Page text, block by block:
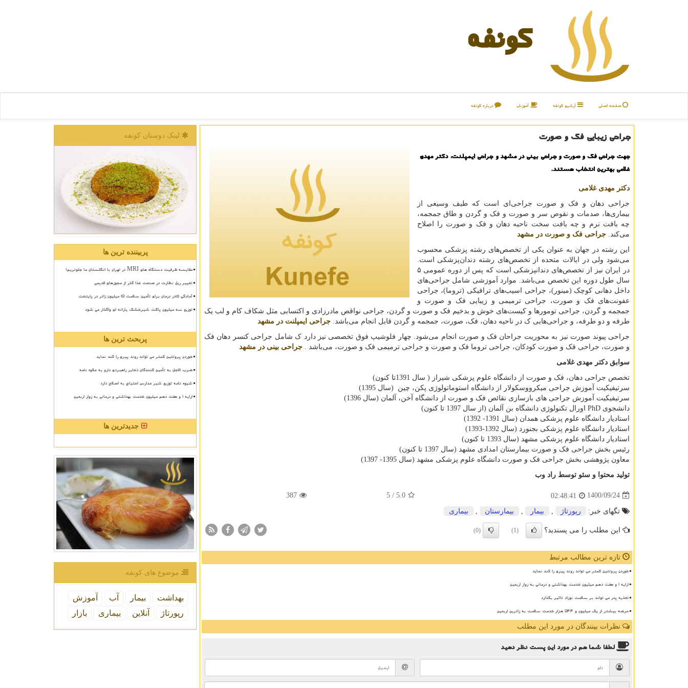
كونفه
صفحه اصلی آرشیو كونفه آموزش درباره كونفه
جراحی زیبایی فک و صورت
جهت جراحی فک و صورت و جراحی بینی در مشهد و جراحی ایمپلنت، دکتر مهدی
غلامی بهترین انتخاب هستند.
دکتر مهدی غلامی
جراحی دهان و فک و صورت جراحی‌ای است که طیف وسیعی از
بیماری‌ها، صدمات و نقوص سر و صورت و فک و گردن و طاق جمجمه،
چه بافت نرم و چه بافت سخت ناحیه دهان و فک و صورت را اصلاح
می‌کند. جراحی فک و صورت در مشهد
این رشته در جهان به عنوان یکی از تخصص‌های رشته پزشکی محسوب
می‌شود ولی در ایالات متحده از تخصص‌های رشته دندان‌پزشکی است.
در ایران نیز از تخصص‌های دندانپزشکی است که پس از دوره عمومی ۵
سال طول دوره این تخصص می‌باشد. موارد آموزشی شامل جراحی‌های
داخل دهانی کوچک (مینور)، جراحی اسیب‌های ترافیکی (تروما)، جراحی
عفونت‌های فک و صورت، جراحی ترمیمی و زیبایی فک و صورت و
جمجمه و گردن، جراحی تومورها و کیست‌های خوش و بدخیم فک و صورت و گردن، جراحی نواقص مادرزادی و اکتسابی مثل شکاف کام و لب یک
طرفه و دو طرفه، و جراحی‌هایی ک در ناحیه دهان، فک، صورت، جمجمه و گردن قابل انجام می‌باشد. جراحی ایمپلنت در مشهد
جراحی پیوند صورت نیز به محوریت جراحان فک و صورت انجام می‌شود. چهار فلوشیپ فوق تخصصی نیز دارد ک شامل جراحی کنسر دهان فک
و صورت، جراحی فک و صورت کودکان، جراحی تروما فک و صورت و جراحی ترمیمی فک و صورت، می‌باشد . جراحی بینی در مشهد
سوابق دکتر مهدی غلامی
تخصص جراحى دهان، فک و صورت از دانشگاه علوم پزشکی شیراز ( سال 1391تا کنون)
سرتیفیکیت آموزش جراحی میکرووسکولار از دانشگاه استوماتولوژی پکن، چین (سال 1395)
سرتیفیکیت آموزش جراحی های بازسازی نقائص فک و صورت از دانشگاه آخن، آلمان (سال 1396)
دانشجوی PhD اورال تکنولوژی دانشگاه بن آلمان (از سال 1397 تا کنون)
استادیار دانشگاه علوم پزشکی همدان (سال 1391- 1392)
استادیار دانشگاه علوم پزشکی بجنورد (سال 1392-1393)
استادیار دانشگاه علوم پزشکی مشهد (سال 1393 تا کنون)
رئیس بخش جراحی فک و صورت بیمارستان امدادی مشهد (سال 1397 تا کنون)
معاون پژوهشی بخش جراحی فک و صورت دانشگاه علوم پزشکی مشهد (سال 1395- 1397)
تولید محتوا و سئو توسط راد وب
1400/09/24
02:48:41
5.0
/ 5
387
تگهای خبر: رپورتاژ بیمار بیمارستان بیماری
این مطلب را می پسندید؟ (1)
(0)
تازه ترین مطالب مرتبط
خوردن پروتئین کمتر می تواند روند پیری را کند نماید
ارایه ۱ و هفت دهم میلیون خدمت بهداشتی و درمانی به زوار اربعین
تغذیه پدر می تواند بر سلامت نوزاد تاثیر بگذارد
عرضه بیشتر از یک میلیون و ۵۴۴ هزار خدمت سلامت به زائرین اربعین
نظرات بینندگان در مورد این مطلب
لطفا شما همدر مورد این پستنظر دهید
لینک دوستان كونفه
پربیننده ترین ها
مقایسه ظرفیت دستگاه های MRI در تهران با انگلستان ما جلوتریم!
تغییر ریل نظارت در صنعت غذا گذر از مجوزهای قدیمی
آمادگی کادر درمان برای تأمین سلامت 15 میلیون زائر در پایتخت
توزیع سه میلیون پاکت شیرخشک یارانه ای واگذار می شود
پربحث ترین ها
خوردن پروتئین کمتر می تواند روند پیری را کند نماید
ضرب الاجل به تأمین کنندگان ذخایر راهبردی دارو به علاوه نامه
شیوه نامه توزیع شیر مدارس احتیاج به اصلاح دارد
ارایه ۱ و هفت دهم میلیون خدمت بهداشتی و درمانی به زوار اربعین
جدیدترین ها
موضوع های كونفه
بهداشت بیمار آب
آموزش
رپورتاژ
آنلاین بیماری بازار